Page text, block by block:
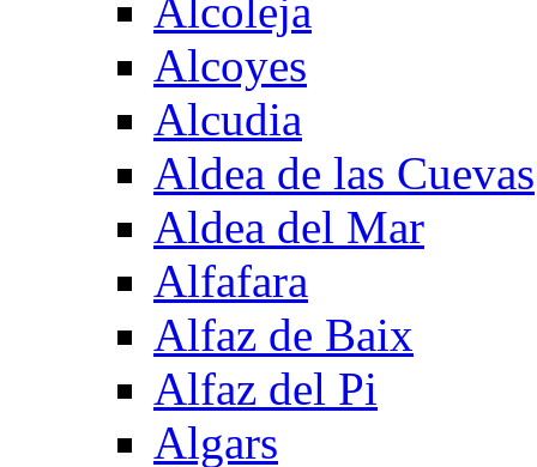
Alcoleja
Alcoyes
Alcudia
Aldea de las Cuevas
Aldea del Mar
Alfafara
Alfaz de Baix
Alfaz del Pi
Algars